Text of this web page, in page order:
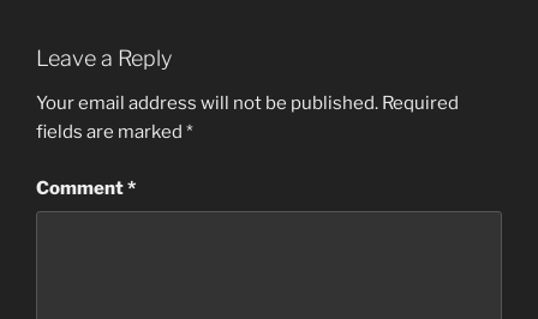
Leave a Reply
Your email address will not be published. Required
fields are marked *
Comment*